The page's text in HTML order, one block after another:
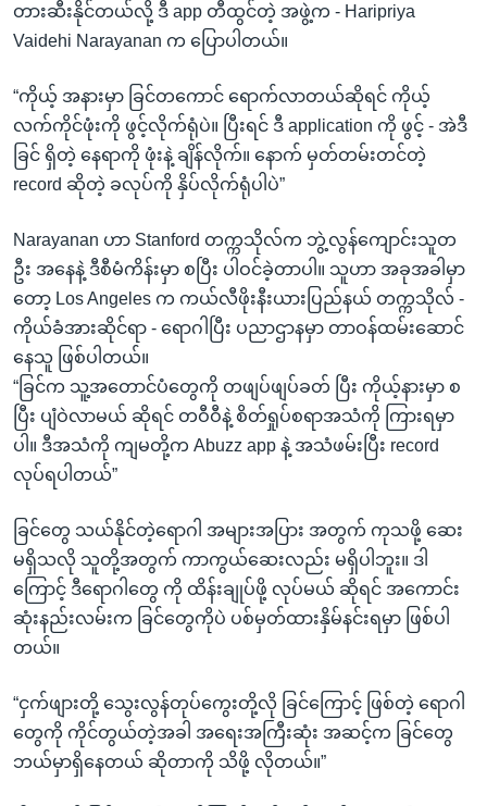
တားဆီးနိုင်တယ်လို့ ဒီ app တီထွင်တဲ့ အဖွဲ့က - Haripriya
Vaidehi Narayanan က ပြောပါတယ်။
“ကိုယ့် အနားမှာ ခြင်တကောင် ရောက်လာတယ်ဆိုရင် ကိုယ့်
လက်ကိုင်ဖုံးကို ဖွင့်လိုက်ရုံပဲ။ ပြီးရင် ဒီ application ကို ဖွင့် - အဲဒီ
ခြင် ရှိတဲ့ နေရာကို ဖုံးနဲ့ ချိန်လိုက်။ နောက် မှတ်တမ်းတင်တဲ့
record ဆိုတဲ့ ခလုပ်ကို နှိပ်လိုက်ရုံပါပဲ”
Narayanan ဟာ Stanford တက္ကသိုလ်က ဘွဲ့လွန်ကျောင်းသူတ
ဦး အနေနဲ့ ဒီစီမံကိန်းမှာ စပြီး ပါဝင်ခဲ့တာပါ။ သူဟာ အခုအခါမှာ
တော့ Los Angeles က ကယ်လီဖိုးနီးယားပြည်နယ် တက္ကသိုလ် -
ကိုယ်ခံအားဆိုင်ရာ - ရောဂါပြီး ပညာဌာနမှာ တာဝန်ထမ်းဆောင်
နေသူ ဖြစ်ပါတယ်။
“ခြင်က သူ့အတောင်ပံတွေကို တဖျပ်ဖျပ်ခတ် ပြီး ကိုယ့်နားမှာ စ
ပြီး ပျံဝဲလာမယ် ဆိုရင် တဝီဝီနဲ့ စိတ်ရှုပ်စရာအသံကို ကြားရမှာ
ပါ။ ဒီအသံကို ကျမတို့က Abuzz app နဲ့ အသံဖမ်းပြီး record
လုပ်ရပါတယ်”
ခြင်တွေ သယ်နိုင်တဲ့ရောဂါ အများအပြား အတွက် ကုသဖို့ ဆေး
မရှိသလို သူတို့အတွက် ကာကွယ်ဆေးလည်း မရှိပါဘူး။ ဒါ
ကြောင့် ဒီရောဂါတွေ ကို ထိန်းချုပ်ဖို့ လုပ်မယ် ဆိုရင် အကောင်း
ဆုံးနည်းလမ်းက ခြင်တွေကိုပဲ ပစ်မှတ်ထားနှိမ်နင်းရမှာ ဖြစ်ပါ
တယ်။
“ငှက်ဖျားတို့ သွေးလွန်တုပ်ကွေးတို့လို ခြင်ကြောင့် ဖြစ်တဲ့ ရောဂါ
တွေကို ကိုင်တွယ်တဲ့အခါ အရေးအကြီးဆုံး အဆင့်က ခြင်တွေ
ဘယ်မှာရှိနေတယ် ဆိုတာကို သိဖို့ လိုတယ်။”